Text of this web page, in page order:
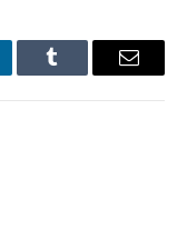
Tumblr Имэйл